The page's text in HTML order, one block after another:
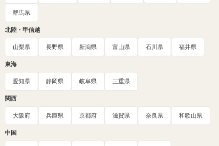
群馬県
北陸・甲信越
山梨県 長野県 新潟県 富山県 石川県 福井県
東海
愛知県 静岡県 岐阜県 三重県
関西
大阪府 兵庫県 京都府 滋賀県 奈良県 和歌山県
中国